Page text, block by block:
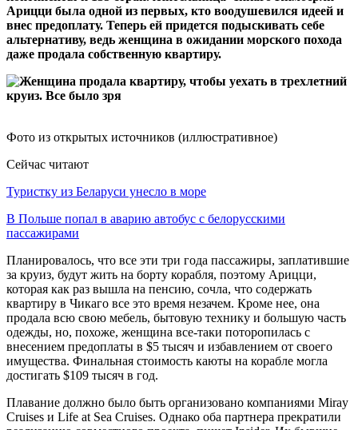
Арицци была одной из первых, кто воодушевился идеей и
внес предоплату. Теперь ей придется подыскивать себе
альтернативу, ведь женщина в ожидании морского похода
даже продала собственную квартиру.
Фото из открытых источников (иллюстративное)
Сейчас читают
Туристку из Беларуси унесло в море
В Польше попал в аварию автобус с белорусскими
пассажирами
Планировалось, что все эти три года пассажиры, заплатившие
за круиз, будут жить на борту корабля, поэтому Арицци,
которая как раз вышла на пенсию, сочла, что содержать
квартиру в Чикаго все это время незачем. Кроме нее, она
продала всю свою мебель, бытовую технику и большую часть
одежды, но, похоже, женщина все-таки поторопилась с
внесением предоплаты в $5 тысяч и избавлением от своего
имущества. Финальная стоимость каюты на корабле могла
достигать $109 тысяч в год.
Плавание должно было быть организовано компаниями Miray
Cruises и Life at Sea Cruises. Однако оба партнера прекратили